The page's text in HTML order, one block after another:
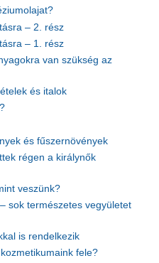
– 2. rész
– 1. rész
van szükség az
és italok
és fűszernövények
régen a királynők
veszünk?
sok természetes vegyületet
is rendelkezik
fele?